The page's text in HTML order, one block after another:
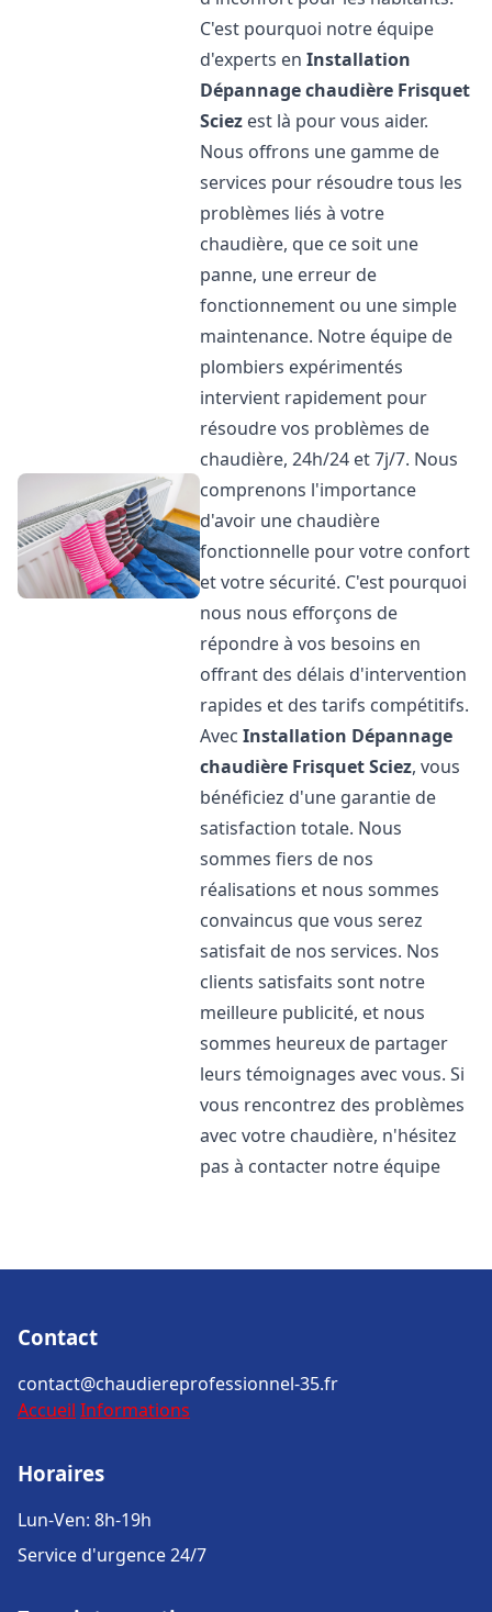
C'est pourquoi notre équipe
d'experts enInstallation
Dépannage chaudière Frisquet
Sciez est là pour vous aider.
Nous offrons une gamme de
services pour résoudre tous les
problèmes liés à votre
chaudière, que ce soit une
panne, une erreur de
fonctionnement ou une simple
maintenance. Notre équipe de
plombiers expérimentés
intervient rapidement pour
résoudre vos problèmes de
chaudière, 24h/24 et 7j/7. Nous
comprenons l'importance
d'avoir une chaudière
fonctionnelle pour votre confort
et votre sécurité. C'est pourquoi
nous nous efforçons de
répondre à vos besoins en
offrant des délais d'intervention
rapides et des tarifs compétitifs.
AvecInstallation Dépannage
chaudière FrisquetSciez, vous
bénéficiez d'une garantie de
satisfaction totale. Nous
sommes fiers de nos
réalisations et nous sommes
convaincus que vous serez
satisfait de nos services. Nos
clients satisfaits sont notre
meilleure publicité, et nous
sommes heureux de partager
leurs témoignages avec vous. Si
vous rencontrez des problèmes
avec votre chaudière, n'hésitez
pas à contacter notre équipe
Contact
contact@chaudiereprofessionnel-35.fr
Accueil Informations
Horaires
Lun-Ven: 8h-19h
Service d'urgence 24/7